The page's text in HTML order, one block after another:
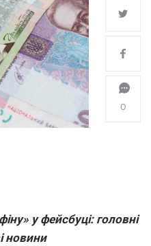
0
у фейсбуці: головні
новини